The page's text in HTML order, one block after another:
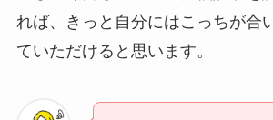
れば、きっと自分にはこっちが合
ていただけると思います。